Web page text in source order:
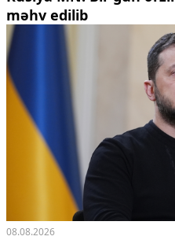
məhv edilib
08.08.2026